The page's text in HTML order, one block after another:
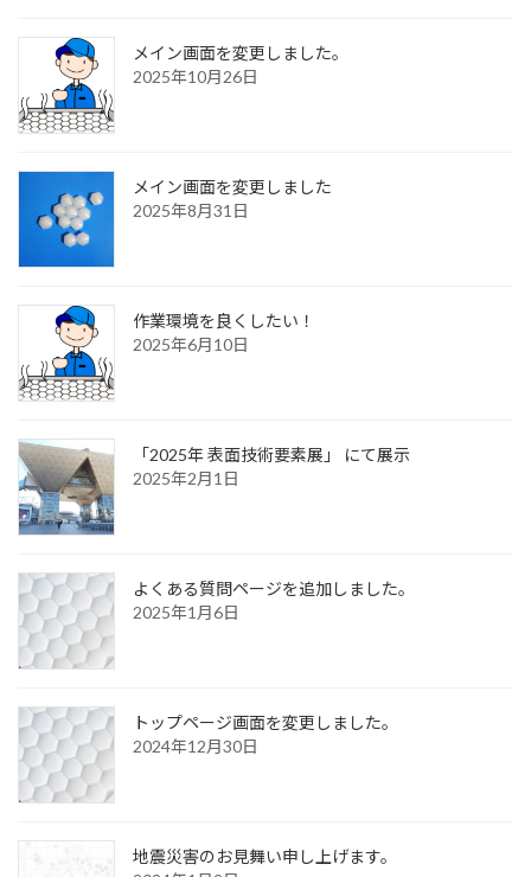
メイン画面を変更しました。
2025年10月26日
メイン画面を変更しました
2025年8月31日
作業環境を良くしたい！
2025年6月10日
「2025年 表面技術要素展」 にて展示
2025年2月1日
よくある質問ページを追加しました。
2025年1月6日
トップページ画面を変更しました。
2024年12月30日
地震災害のお見舞い申し上げます。